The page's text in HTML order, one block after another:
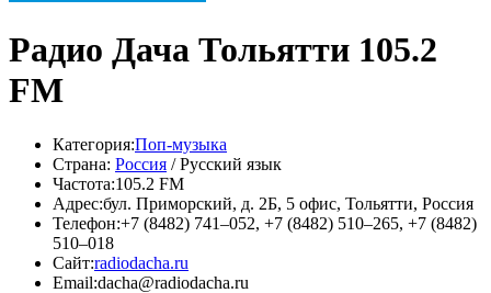
Радио Дача Тольятти 105.2
FM
Категория:Поп-музыка
Страна: Россия / Русский язык
Частота:105.2 FM
Адрес:бул. Приморский, д. 2Б, 5 офис, Тольятти, Россия
Телефон:+7 (8482) 741‒052, +7 (8482) 510‒265, +7 (8482)
510‒018
Сайт:radiodacha.ru
Email:dacha@radiodacha.ru